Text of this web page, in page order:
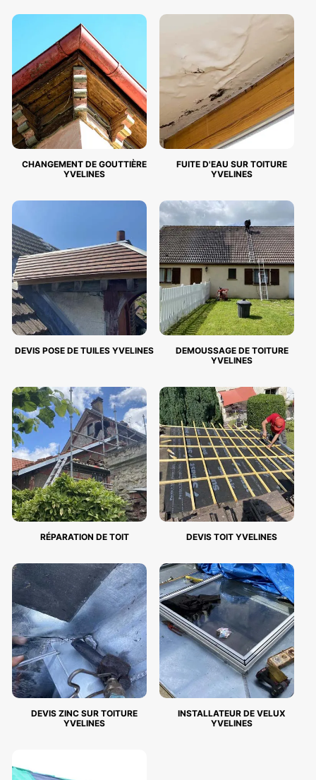
CHANGEMENT DE GOUTTIÈRE
YVELINES
FUITE D'EAU SUR TOITURE
YVELINES
DEVIS POSE DE TUILES YVELINES
DEMOUSSAGE DE TOITURE
YVELINES
RÉPARATION DE TOIT DEVIS TOIT YVELINES
DEVIS ZINC SUR TOITURE
YVELINES
INSTALLATEUR DE VELUX
YVELINES